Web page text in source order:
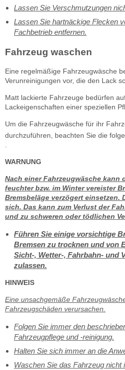
Lassen Sie Verschmutzungen
Lassen Sie hartnäckige Flecken
Fachbetrieb entfernen.
Fahrzeug waschen
Eine regelmäßige Fahrzeugwäsche
Verunreinigungen vor, die den Lack
Matt lackierte Fahrzeuge bedürfen
Lackeigenschaften einer speziellen
Um die Fahrzeugwäsche für ihr
durchzuführen, beachten Sie die
WARNUNG
Nach einer Fahrzeugwäsche kann
feuchter bzw. im Winter vereister
Bremsbeläge verzögert einsetzen.
sich. Das kann zum Verlust der
und zu schweren oder tödlichen
Führen Sie einige vorsichtige
Bremsen zu trocknen und von
Sicht-, Wetter-, Fahrbahn- und
zulassen.
HINWEIS
Eine unsachgemäße
Fahrzeugschäden verursachen.
Folgen Sie immer den
Fahrzeugpflege und -reinigung.
Halten Sie sich immer an die
Waschen Sie das Fahrzeug nicht